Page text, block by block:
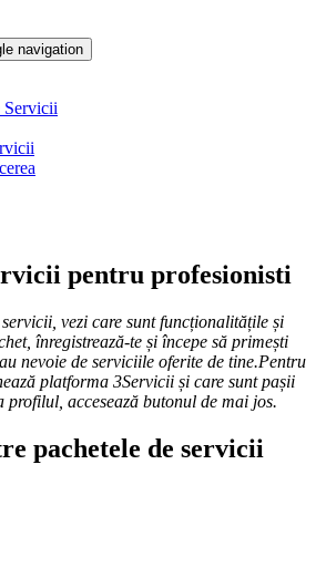
navigation
Servicii
pentru profesionisti
vezi care sunt funcționalitățile și
înregistrează-te și începe să primești
nevoie de serviciile oferite de tine.Pentru
platforma 3Servicii și care sunt pașii
accesează butonul de mai jos.
pachetele de servicii